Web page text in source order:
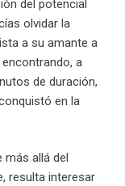
del potencial
olvidar la
a su amante a
a
de duración,
en la
más allá del
resulta interesar